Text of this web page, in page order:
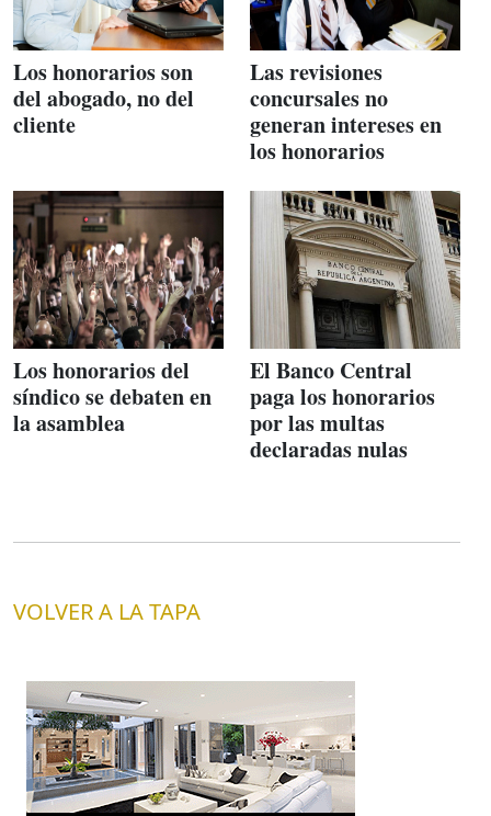
Los honorarios son
del abogado, no del
cliente
Las revisiones
concursales no
generan intereses en
los honorarios
Los honorarios del
síndico se debaten en
la asamblea
El Banco Central
paga los honorarios
por las multas
declaradas nulas
VOLVER A LA TAPA